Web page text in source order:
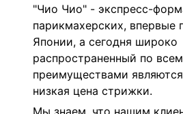
"Чио Чио" - экспресс-
парикмахерских, впервые
Японии, а сегодня широко
распространенный по
преимуществами
низкая цена стрижки.
Мы знаем, что нашим